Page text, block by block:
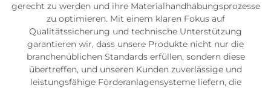
gerecht zu werden und ihre Materialhandhabungsprozesse
zu optimieren. Mit einem klaren Fokus auf
Qualitätssicherung und technische Unterstützung
garantieren wir, dass unsere Produkte nicht nur die
branchenüblichen Standards erfüllen, sondern diese
übertreffen, und unseren Kunden zuverlässige und
leistungsfähige Förderanlagensysteme liefern, die